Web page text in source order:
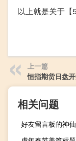
以上就是关于【
上一篇
恒指期货日盘
相关问题
好友留言板的神